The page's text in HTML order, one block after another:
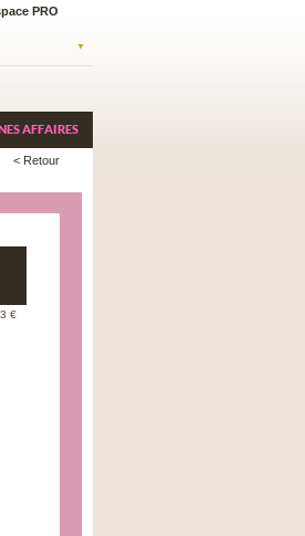
PRO
AFFAIRES
< Retour
€